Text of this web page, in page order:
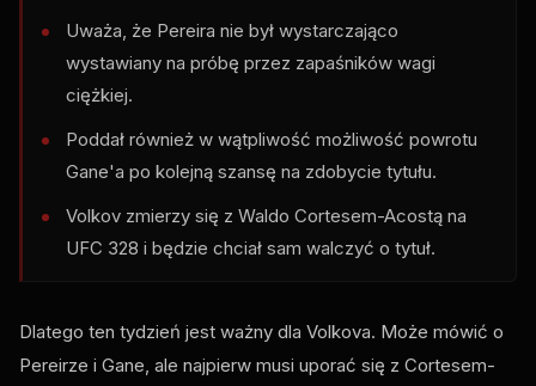
Uważa, że ​​Pereira nie był wystarczająco
wystawiany na próbę przez zapaśników wagi
ciężkiej.
Poddał również w wątpliwość możliwość powrotu
Gane'a po kolejną szansę na zdobycie tytułu.
Volkov zmierzy się z Waldo Cortesem-Acostą na
UFC 328 i będzie chciał sam walczyć o tytuł.
Dlatego ten tydzień jest ważny dla Volkova. Może mówić o
Pereirze i Gane, ale najpierw musi uporać się z Cortesem-